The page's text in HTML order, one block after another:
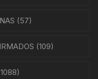
(57)
(109)